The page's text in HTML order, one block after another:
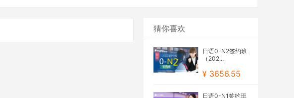
猜你喜欢
日语0-N2签约班
（202...
¥ 3656.55
日语0-N1签约班